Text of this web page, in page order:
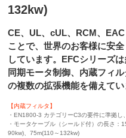
132kw)
CE、UL、cUL、RCM、
ことで、世界のお客様に安
しています。EFCシリーズ
同期モータ制御、内蔵フィ
の複数の拡張機能を備えてい
【内蔵フィルタ】
・EN1800-3 カテゴリーC3の要件に準拠し
・モータケーブル（シールド付）の長さ
90kw)、75m(110～132kw)